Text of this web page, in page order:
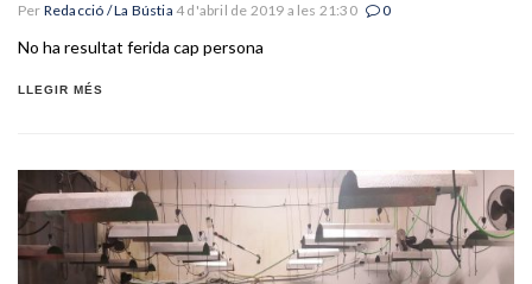
Per Redacció / La Bústia 4 d'abril de 2019 a les 21:30 0
No ha resultat ferida cap persona
LLEGIR MÉS